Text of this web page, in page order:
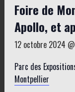
Foire de
Apollo, et
12 octobre 2024
Parc des
Montpellier